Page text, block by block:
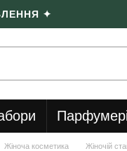
✦
Жіноча косметика Жіночій